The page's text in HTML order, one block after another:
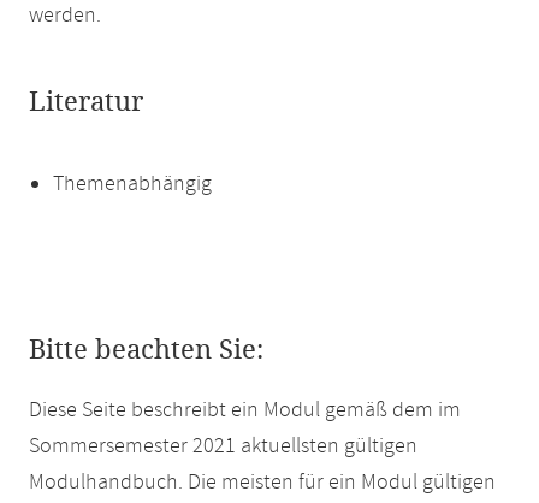
werden.
Literatur
Themenabhängig
Bitte beachten Sie:
Diese Seite beschreibt ein Modul gemäß dem im
Sommersemester 2021 aktuellsten gültigen
Modulhandbuch. Die meisten für ein Modul gültigen